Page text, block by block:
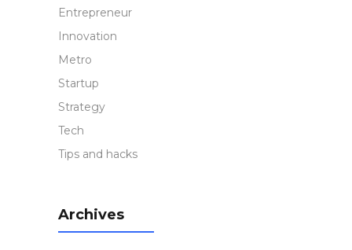
Entrepreneur
Innovation
Metro
Startup
Strategy
Tech
Tips and hacks
Archives